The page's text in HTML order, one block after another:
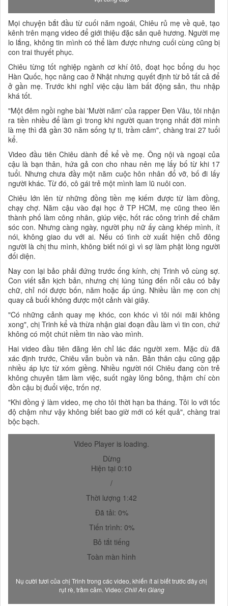
Mọi chuyện bắt đầu từ cuối năm ngoái, Chiêu rủ mẹ về quê, tạo
kênh trên mạng video để giới thiệu đặc sản quê hương. Người mẹ
lo lắng, không tin mình có thể làm được nhưng cuối cùng cũng bị
con trai thuyết phục.
Chiêu từng tốt nghiệp ngành cơ khí ôtô, đoạt học bổng du học
Hàn Quốc, học nâng cao ở Nhật nhưng quyết định từ bỏ tất cả để
ở gần mẹ. Trước khi nghỉ việc cậu làm bất động sản, thu nhập
khá tốt.
"Một đêm ngồi nghe bài 'Mười năm' của rapper Đen Vâu, tôi nhận
ra tiền nhiều để làm gì trong khi người quan trọng nhất đời mình
là mẹ thì đã gần 30 năm sống tự ti, trầm cảm", chàng trai 27 tuổi
kể.
Video đầu tiên Chiêu dành để kể về mẹ. Ông nội và ngoại của
cậu là bạn thân, hứa gả con cho nhau nên mẹ lấy bố từ khi 17
tuổi. Nhưng chưa đầy một năm cuộc hôn nhân đổ vỡ, bố đi lấy
người khác. Từ đó, cô gái trẻ một mình lam lũ nuôi con.
Chiêu lớn lên từ những đồng tiền mẹ kiếm được từ làm đồng,
chạy chợ. Năm cậu vào đại học ở TP HCM, mẹ cũng theo lên
thành phố làm công nhân, giúp việc, hốt rác công trình để chăm
sóc con. Nhưng càng ngày, người phụ nữ ấy càng khép mình, ít
nói, không giao du với ai. Nếu có tình cờ xuất hiện chỗ đông
người là chị thu mình, không biết nói gì vì sợ làm phật lòng người
đối diện.
Nay con lại bảo phải đứng trước ống kính, chị Trinh vô cùng sợ.
Con viết sẵn kịch bản, nhưng chị lúng túng đến nỗi câu có bảy
chữ, chỉ nói được bốn, năm hoặc ấp úng. Nhiều lần mẹ con chị
quay cả buổi không được một cảnh vài giây.
"Có những cảnh quay mẹ khóc, con khóc vì tôi nói mãi không
xong", chị Trinh kể và thừa nhận giai đoạn đầu làm vì tin con, chứ
không có một chút niềm tin nào vào mình.
Hai video đầu tiên đăng lên chỉ lác đác người xem. Mặc dù đã
xác định trước, Chiêu vẫn buồn và nản. Bản thân cậu cũng gặp
nhiều áp lực từ xóm giềng. Nhiều người nói Chiêu đang còn trẻ
không chuyên tâm làm việc, suốt ngày lông bông, thậm chí còn
đồn cậu bị đuổi việc, trốn nợ.
"Khi đồng ý làm video, mẹ cho tôi thời hạn ba tháng. Tôi lo với tốc
độ chậm như vậy không biết bao giờ mới có kết quả", chàng trai
bộc bạch.
Video Player is loading.
Dừng
Hiện tại 0:10
/
Thời lượng 1:42
Đã tải: 0%
Tiến trình: 0%
Bỏ tắt tiếng
Toàn màn hình
Nụ cười tươi của chị Trinh trong các video, khiến ít ai biết trước đây chị
rụt rè, trầm cảm. Video: Chill An Giang